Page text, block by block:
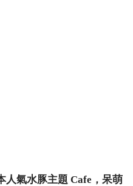
人氣水豚主題 Cafe，呆萌